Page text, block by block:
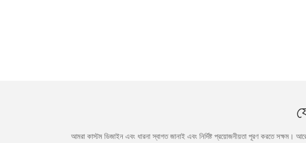
আমরা কাস্টম ডিজাইন এবং ধারনা স্বাগত জানাই এবং নির্দিষ্ট প্রয়োজনীয়তা পূরণ করতে